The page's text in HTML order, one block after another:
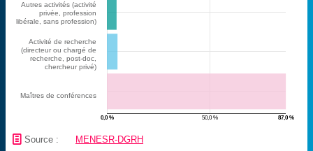
50,0 %
0,0 % 87,0 %
Autres activités (activité
privée, profession
libérale, sans profession)
Activité de recherche
(directeur ou chargé de
recherche, post-doc,
chercheur privé)
Maîtres de conférences
📄 Source : MENESR-DGRH